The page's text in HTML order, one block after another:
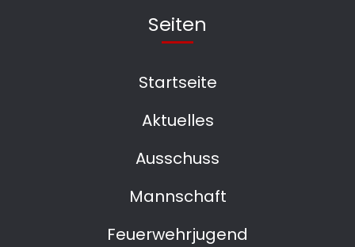
Seiten
Startseite
Aktuelles
Ausschuss
Mannschaft
Feuerwehrjugend